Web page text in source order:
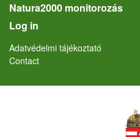
Natura2000 monitorozás
User account menu
Log in
Lábléc
Adatvédelmi tájékoztató
Contact